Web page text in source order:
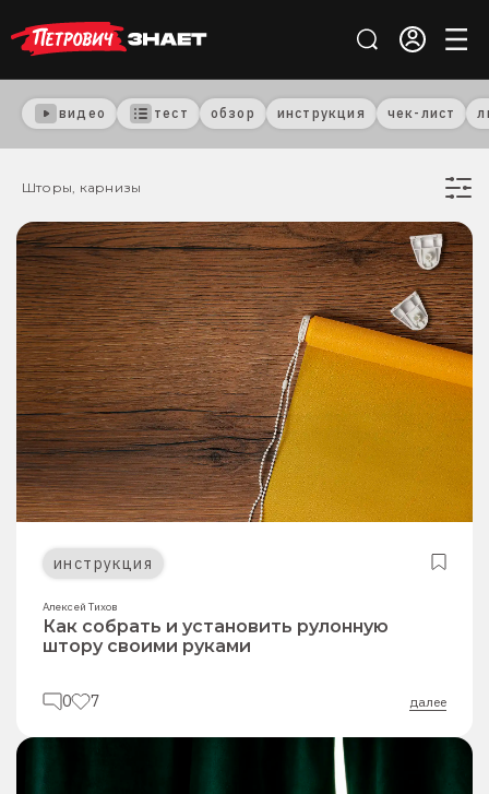
видео тест обзор инструкция чек-лист
Шторы, карнизы
инструкция
Алексей Тихов
Как собрать и установить рулонную
штору своими руками
0 7 далее